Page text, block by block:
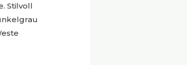
Stilvoll